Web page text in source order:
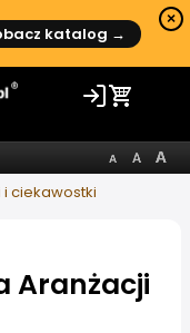
katalog →
×
ciekawostki
Aranżacji